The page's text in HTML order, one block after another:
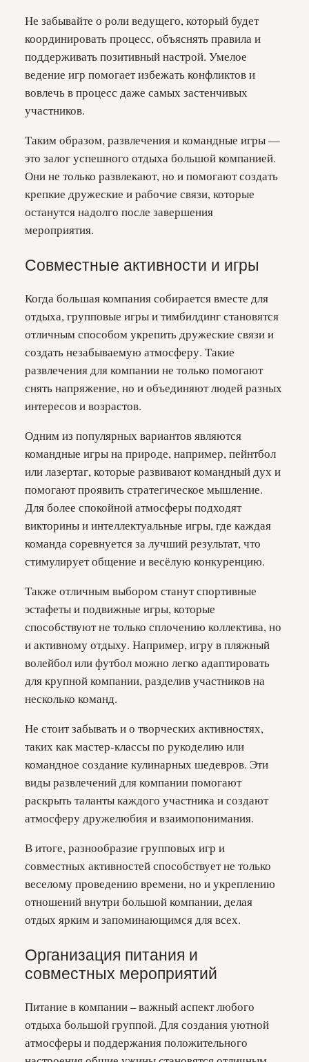
Не забывайте о роли ведущего, который будет
координировать процесс, объяснять правила и
поддерживать позитивный настрой. Умелое
ведение игр помогает избежать конфликтов и
вовлечь в процесс даже самых застенчивых
участников.
Таким образом, развлечения и командные игры —
это залог успешного отдыха большой компанией.
Они не только развлекают, но и помогают создать
крепкие дружеские и рабочие связи, которые
останутся надолго после завершения
мероприятия.
Совместные активности и игры
Когда большая компания собирается вместе для
отдыха, групповые игры и тимбилдинг становятся
отличным способом укрепить дружеские связи и
создать незабываемую атмосферу. Такие
развлечения для компании не только помогают
снять напряжение, но и объединяют людей разных
интересов и возрастов.
Одним из популярных вариантов являются
командные игры на природе, например, пейнтбол
или лазертаг, которые развивают командный дух и
помогают проявить стратегическое мышление.
Для более спокойной атмосферы подходят
викторины и интеллектуальные игры, где каждая
команда соревнуется за лучший результат, что
стимулирует общение и весёлую конкуренцию.
Также отличным выбором станут спортивные
эстафеты и подвижные игры, которые
способствуют не только сплочению коллектива, но
и активному отдыху. Например, игру в пляжный
волейбол или футбол можно легко адаптировать
для крупной компании, разделив участников на
несколько команд.
Не стоит забывать и о творческих активностях,
таких как мастер-классы по рукоделию или
командное создание кулинарных шедевров. Эти
виды развлечений для компании помогают
раскрыть таланты каждого участника и создают
атмосферу дружелюбия и взаимопонимания.
В итоге, разнообразие групповых игр и
совместных активностей способствует не только
веселому проведению времени, но и укреплению
отношений внутри большой компании, делая
отдых ярким и запоминающимся для всех.
Организация питания и
совместных мероприятий
Питание в компании – важный аспект любого
отдыха большой группой. Для создания уютной
атмосферы и поддержания положительного